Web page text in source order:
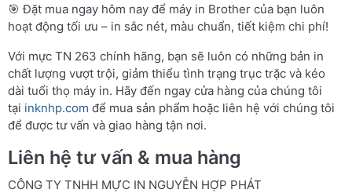
🎯 Đặt mua ngay hôm nay để máy in Brother của bạn luôn
hoạt động tối ưu – in sắc nét, màu chuẩn, tiết kiệm chi phí!
Với mực TN 263 chính hãng, bạn sẽ luôn có những bản in
chất lượng vượt trội, giảm thiểu tình trạng trục trặc và kéo
dài tuổi thọ máy in. Hãy đến ngay cửa hàng của chúng tôi
tại inknhp.com để mua sản phẩm hoặc liên hệ với chúng tôi
để được tư vấn và giao hàng tận nơi.
Liên hệ tư vấn & mua hàng
CÔNG TY TNHH MỰC IN NGUYỄN HỢP PHÁT